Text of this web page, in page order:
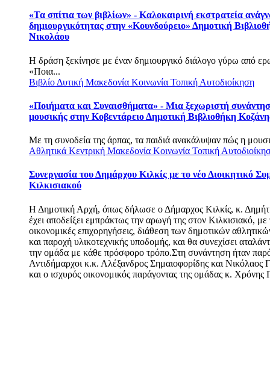
«Τα σπίτια των βιβλίων» - Καλοκαιρινή εκστρατεία
δημιουργικότητας στην «Κουνδούρειο» Δημοτική
Νικολάου
Η δράση ξεκίνησε με έναν δημιουργικό διάλογο γύρω από
«Ποια...
Βιβλίο Δυτική Μακεδονία Κοινωνία Τοπική Αυτοδιοίκηση
«Ποιήματα και Συναισθήματα» - Μια ξεχωριστή
μουσικής στην Κοβεντάρειο Δημοτική Βιβλιοθήκη
Με τη συνοδεία της άρπας, τα παιδιά ανακάλυψαν πώς η
Αθλητικά Κεντρική Μακεδονία Κοινωνία Τοπική
Συνεργασία του Δημάρχου Κιλκίς με το νέο Διοικητικό
Κιλκισιακού
Η Δημοτική Αρχή, όπως δήλωσε ο Δήμαρχος Κιλκίς, κ.
έχει αποδείξει εμπράκτως την αρωγή της στον Κιλκισιακό, με
οικονομικές επιχορηγήσεις, διάθεση των δημοτικών
και παροχή υλικοτεχνικής υποδομής, και θα συνεχίσει
την ομάδα με κάθε πρόσφορο τρόπο.Στη συνάντηση ήταν
Αντιδήμαρχοι κ.κ. Αλέξανδρος Σημαιοφορίδης και Νικόλαος
και ο ισχυρός οικονομικός παράγοντας της ομάδας κ. Χρόνης